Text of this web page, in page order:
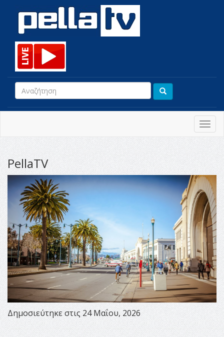
PellaTV
Δημοσιεύτηκε στις 24 Μαΐου, 2026